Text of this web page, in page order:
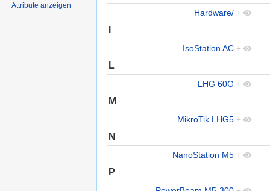
Hardware/ +
I
IsoStation AC +
L
LHG 60G +
M
MikroTik LHG5 +
N
NanoStation M5 +
P
Attribute anzeigen